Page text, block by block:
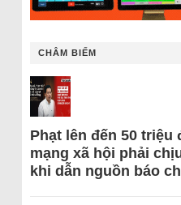
CHÂM BIẾM
Phạt lên đến 50
mạng xã hội phải
khi dẫn nguồn báo